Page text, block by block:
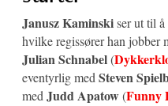
Janusz Kaminskiser ut til
hvilke regissører han jobber
Julian Schnabel(
eventyrlig med Steven
med Judd Apatow(Funny